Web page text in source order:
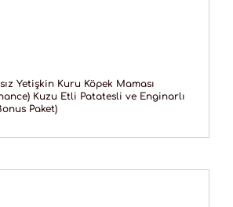
Yetişkin Kuru Köpek Maması
Kuzu Etli Patatesli ve Enginarlı
Paket)